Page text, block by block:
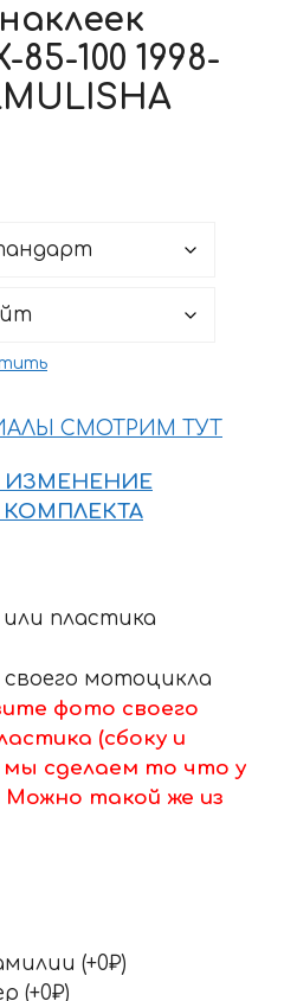
85-100 1998-
СМОТРИМ ТУТ
ИЗМЕНЕНИЕ
КОМПЛЕКТА
пластика
мотоцикла
фото своего
(сбоку и
сделаем то что у
Можно такой же из
(+0₽)
(+0₽)